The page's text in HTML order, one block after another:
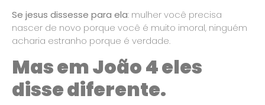
Se jesus dissesse para ela: mulher você precisa
nascer de novo porque você é muito imoral, ninguém
acharia estranho porque é verdade.
Mas em João 4 eles
disse diferente.